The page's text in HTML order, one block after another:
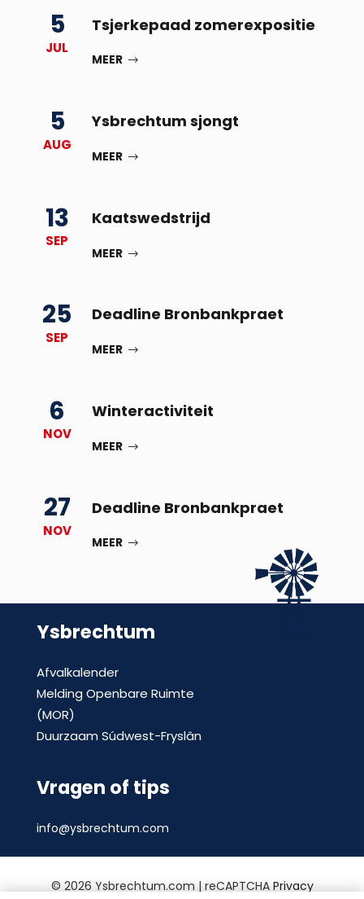
5
JUL
Tsjerkepaad zomerexpositie
MEER
5
AUG
Ysbrechtum sjongt
MEER
13
SEP
Kaatswedstrijd
MEER
25
SEP
Deadline Bronbankpraet
MEER
6
NOV
Winteractiviteit
MEER
27
NOV
Deadline Bronbankpraet
MEER
Ysbrechtum
Afvalkalender
Melding Openbare Ruimte
(MOR)
Duurzaam Súdwest-Fryslân
Vragen of tips
info@ysbrechtum.com
© 2026 Ysbrechtum.com | reCAPTCHA Privacy